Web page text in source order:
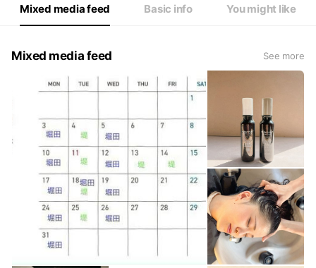
Mixed media feed Basic info You might like
Mixed media feed See more